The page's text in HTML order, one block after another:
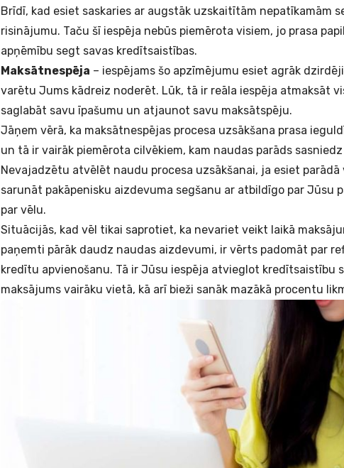
Brīdī, kad esiet saskaries ar augstāk uzskaitītām nepatīkamām
risinājumu. Taču šī iespēja nebūs piemērota visiem, jo prasa
apņēmību segt savas kredītsaistības.
Maksātnespēja – iespējams šo apzīmējumu esiet agrāk
varētu Jums kādreiz noderēt. Lūk, tā ir reāla iespēja atmaksāt
saglabāt savu īpašumu un atjaunot savu maksātspēju.
Jāņem vērā, ka maksātnespējas procesa uzsākšana prasa
un tā ir vairāk piemērota cilvēkiem, kam naudas parāds
Nevajadzētu atvēlēt naudu procesa uzsākšanai, ja esiet
sarunāt pakāpenisku aizdevuma segšanu ar atbildīgo par Jūsu
par vēlu.
Situācijās, kad vēl tikai saprotiet, ka nevariet veikt laikā
paņemti pārāk daudz naudas aizdevumi, ir vērts padomāt par
kredītu apvienošanu. Tā ir Jūsu iespēja atvieglot kredītsaistību
maksājums vairāku vietā, kā arī bieži sanāk mazākā procentu